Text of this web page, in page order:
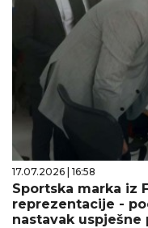
17.07.2026 | 16:58
Sportska marka iz
reprezentacije -
nastavak uspješne